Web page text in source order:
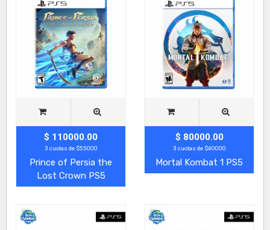
$ 110000.00
3 cuotas de $55000
Prince of Persia the
Lost Crown PS5
$ 80000.00
3 cuotas de $40000
Mortal Kombat 1 PS5